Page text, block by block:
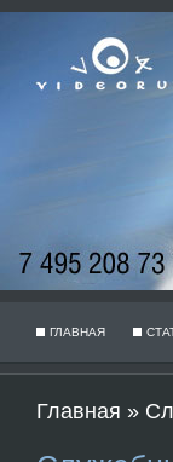
ГЛАВНАЯ
Главная »